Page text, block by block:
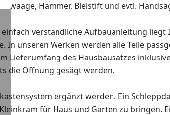
Hammer, Bleistift und evtl.
verständliche Aufbauanleitung
unseren Werken werden alle Teile
Lieferumfang des Hausbausatzes
die Öffnung gesägt werden.
ergänzt werden. Ein
für Haus und Garten zu bringen.